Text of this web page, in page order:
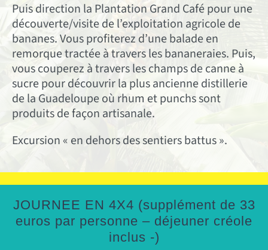
Puis direction la Plantation Grand Café pour une
découverte/visite de l’exploitation agricole de
bananes. Vous profiterez d’une balade en
remorque tractée à travers les bananeraies. Puis,
vous couperez à travers les champs de canne à
sucre pour découvrir la plus ancienne distillerie
de la Guadeloupe où rhum et punchs sont
produits de façon artisanale.
Excursion « en dehors des sentiers battus ».
JOURNEE EN 4X4 (supplément de 33
euros par personne – déjeuner créole
inclus -)